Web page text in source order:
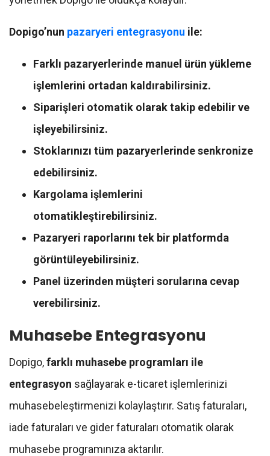
Dopigo’nun pazaryeri entegrasyonu ile:
Farklı pazaryerlerinde manuel ürün yükleme
işlemlerini ortadan kaldırabilirsiniz.
Siparişleri otomatik olarak takip edebilir ve
işleyebilirsiniz.
Stoklarınızı tüm pazaryerlerinde senkronize
edebilirsiniz.
Kargolama işlemlerini
otomatikleştirebilirsiniz.
Pazaryeri raporlarını tek bir platformda
görüntüleyebilirsiniz.
Panel üzerinden müşteri sorularına cevap
verebilirsiniz.
Muhasebe Entegrasyonu
Dopigo,farklı muhasebe programları ile
entegrasyon sağlayarak e-ticaret işlemlerinizi
muhasebeleştirmenizi kolaylaştırır. Satış faturaları,
iade faturaları ve gider faturaları otomatik olarak
muhasebe programınıza aktarılır.